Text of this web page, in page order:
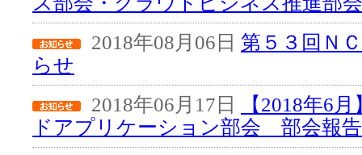
2018年08月06日 第５３回Ｎ
らせ
2018年06月17日
【2018年6
ドアプリケーション部会 部会報告